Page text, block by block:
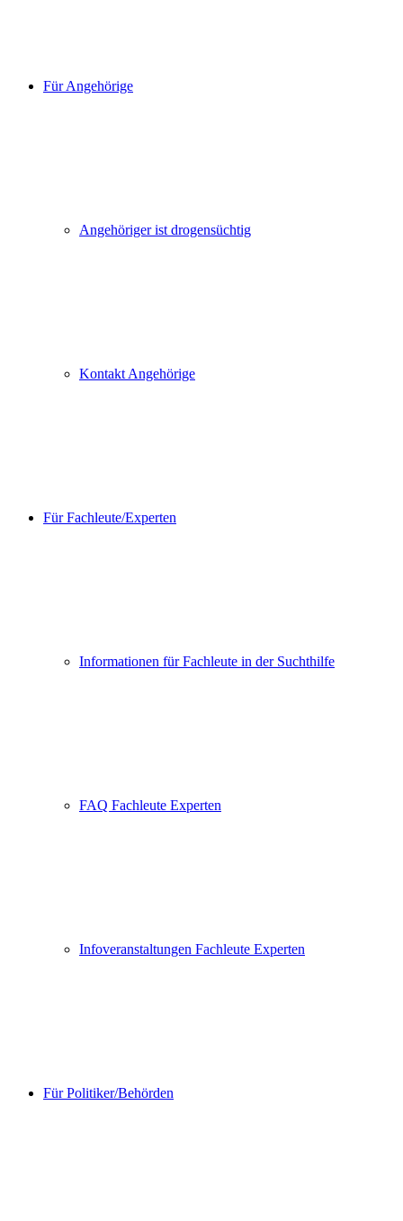
Für Angehörige
Angehöriger ist drogensüchtig
Kontakt Angehörige
Für Fachleute/Experten
Informationen für Fachleute in der Suchthilfe
FAQ Fachleute Experten
Infoveranstaltungen Fachleute Experten
Für Politiker/Behörden